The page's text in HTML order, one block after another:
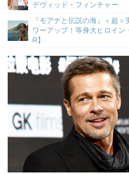
デヴィッド・フィンチャー
『モアナと伝説の海』＜超
ワーアップ！等身大ヒロイ
R】